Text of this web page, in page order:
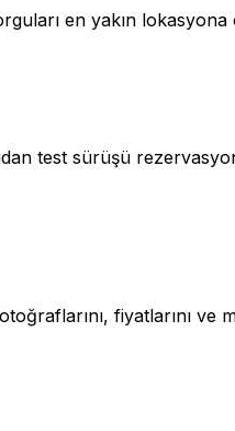
en yakın
test sürüşü
fiyatlarını ve